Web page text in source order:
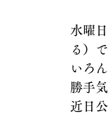
水曜
る）
いろ
勝手
近日